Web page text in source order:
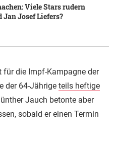
Viele Stars rudern
Josef Liefers?
die Impf-Kampagne der
der 64-Jährige teils heftige
Jauch betonte aber
sobald er einen Termin